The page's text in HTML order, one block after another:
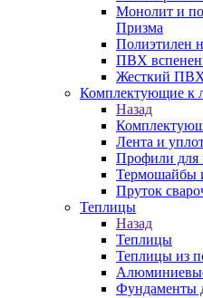
Монолит и
Призма
Полиэтилен
ПВХ
Жесткий
Комплектующие к
Назад
Лента и
Профили для
Термошайбы
Пруток
Теплицы
Назад
Теплицы
Теплицы из
Фундаменты